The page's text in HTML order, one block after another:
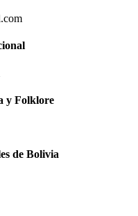
y Folklore
de Bolivia